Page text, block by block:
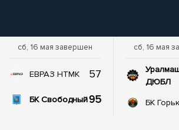
сб, 16 мая завершен
ЕВРАЗ НТМК 57
БК Свободный95
сб, 16 мая
ДЮБЛ
БК